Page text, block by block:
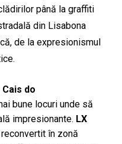
până la graffiti
din Lisabona
de la expresionismul
Cais do
bune locuri unde să
impresionante. LX
în zonă